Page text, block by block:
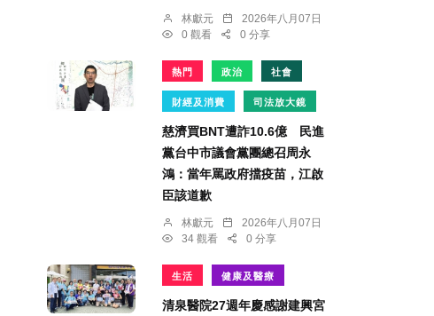
林獻元
2026年八月07日
0 觀看
0 分享
熱門 政治 社會
財經及消費 司法放大鏡
慈濟買BNT遭詐10.6億 民進
黨台中市議會黨團總召周永
鴻：當年罵政府擋疫苗，江啟
臣該道歉
林獻元
2026年八月07日
34 觀看
0 分享
生活 健康及醫療
清泉醫院27週年慶感謝建興宮